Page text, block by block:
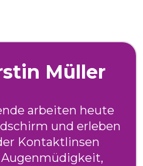
Müller
arbeiten heute
und erleben
Kontaktlinsen